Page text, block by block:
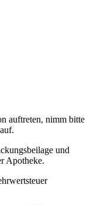
auftreten, nimm bitte
und
Apotheke.